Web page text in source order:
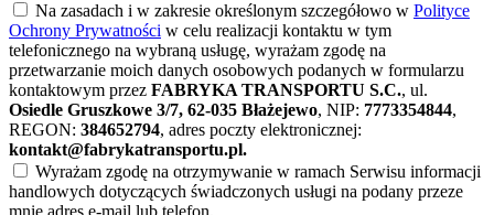
Na zasadach i w zakresie określonym szczegółowo w Polityce
Ochrony Prywatności w celu realizacji kontaktu w tym
telefonicznego na wybraną usługę, wyrażam zgodę na
przetwarzanie moich danych osobowych podanych w formularzu
kontaktowym przez FABRYKA TRANSPORTU S.C., ul.
Osiedle Gruszkowe 3/7, 62-035 Błażejewo, NIP: 7773354844,
REGON: 384652794, adres poczty elektronicznej:
kontakt@fabrykatransportu.pl.
Wyrażam zgodę na otrzymywanie w ramach Serwisu informacji
handlowych dotyczących świadczonych usługi na podany przeze